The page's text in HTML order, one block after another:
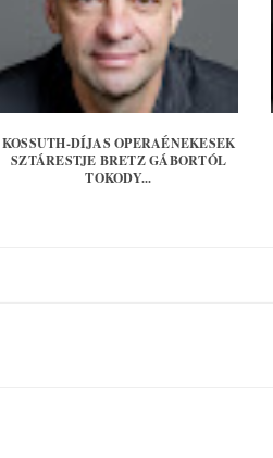
KOSSUTH-DÍJAS OPERAÉNEKESEK
SZTÁRESTJE BRETZ GÁBORTÓL
TOKODY...